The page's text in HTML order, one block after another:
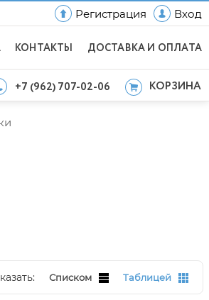
Регистрация Вход
КОНТАКТЫ ДОСТАВКА И ОПЛАТА
+7 (962) 707-02-06 КОРЗИНА
Списком Таблицей